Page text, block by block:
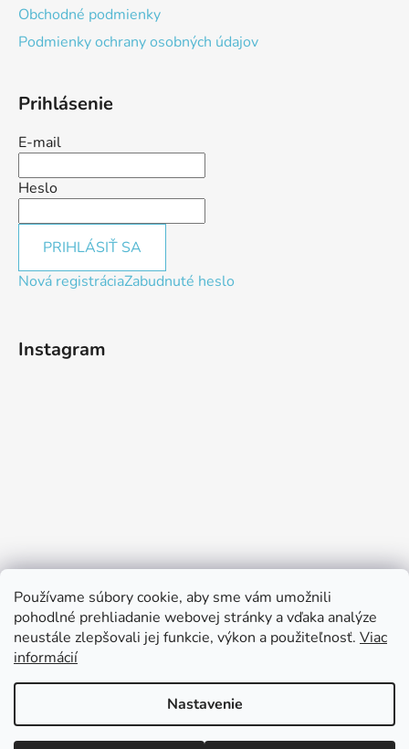
Používame súbory cookie, aby sme vám umožnili
pohodlné prehliadanie webovej stránky a vďaka analýze
neustále zlepšovali jej funkcie, výkon a použiteľnosť. Viac
informácií
Nastavenie
Obchodné podmienky
Podmienky ochrany osobných údajov
Prihlásenie
E-mail
Heslo
PRIHLÁSIŤ SA
Nová registráciaZabudnuté heslo
Instagram
Vytvoril Shoptet